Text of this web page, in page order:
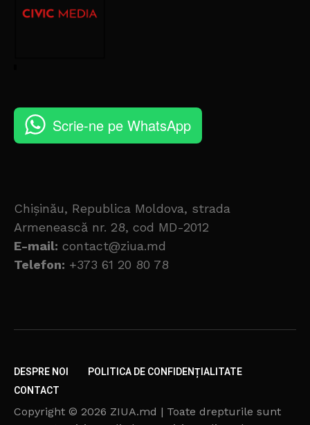
Scrie-ne pe WhatsApp
Chișinău, Republica Moldova, strada
Armenească nr. 28, cod MD-2012
E-mail: contact@ziua.md
Telefon: +373 61 20 80 78
DESPRE NOI
POLITICA DE CONFIDENȚIALITATE
CONTACT
Copyright © 2026 ZIUA.md | Toate drepturile sunt